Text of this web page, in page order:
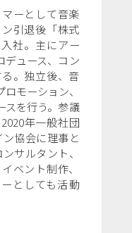
ーとして音楽
引退後「株式
社。主にアー
デュース、コン
。独立後、音
モーション、
スを行う。参議
年一般社団
協会に理事と
サルタント、
ベント制作、
としても活動